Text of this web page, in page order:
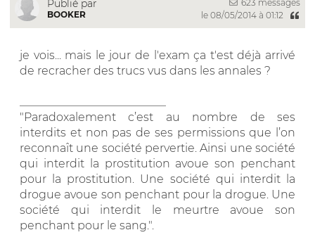
Publié par
BOOKER
623 messages
le 08/05/2014 à 01:12
je vois... mais le jour de l'exam ça t'est déjà arrivé
de recracher des trucs vus dans les annales ?
"Paradoxalement c’est au nombre de ses
interdits et non pas de ses permissions que l’on
reconnaît une société pervertie. Ainsi une société
qui interdit la prostitution avoue son penchant
pour la prostitution. Une société qui interdit la
drogue avoue son penchant pour la drogue. Une
société qui interdit le meurtre avoue son
penchant pour le sang.".